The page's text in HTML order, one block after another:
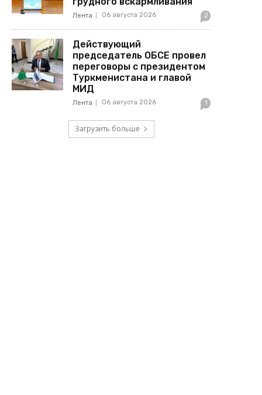
Лента 06 августа 2026 2
Действующий
председатель ОБСЕ провел
переговоры с президентом
Туркменистана и главой
МИД
Лента 06 августа 2026 1
Загрузить больше